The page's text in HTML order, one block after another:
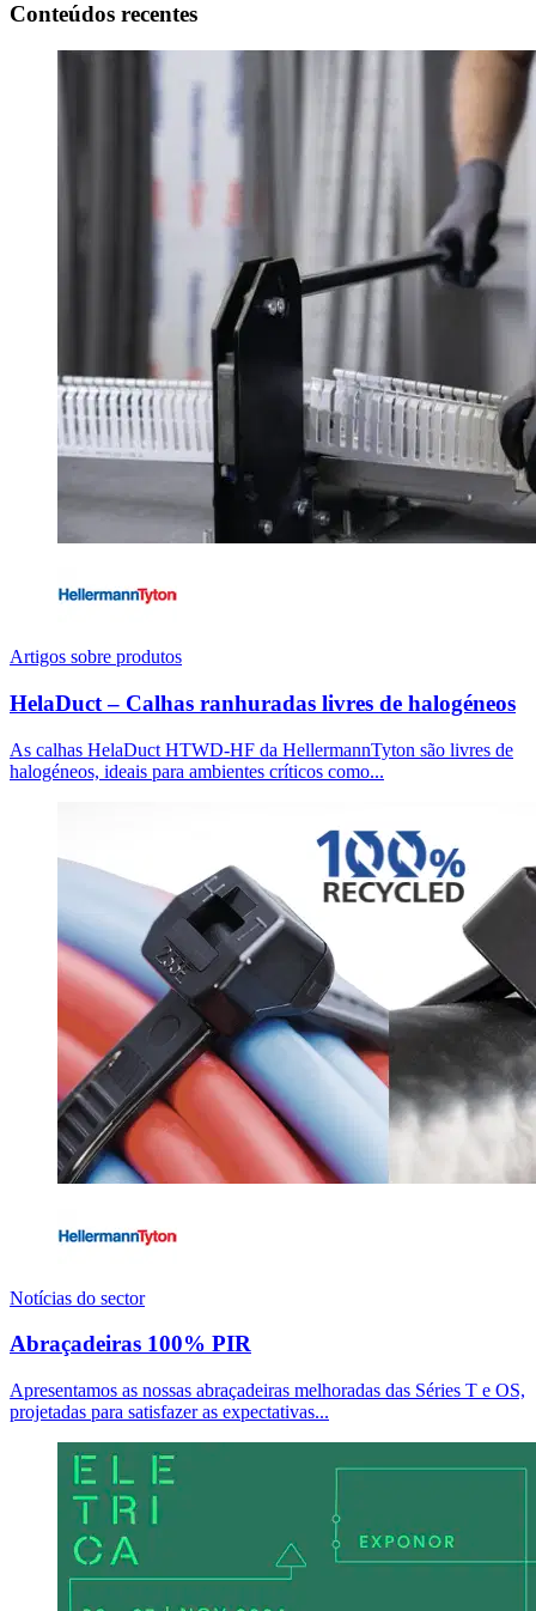
Conteúdos recentes
Artigos sobre produtos
HelaDuct – Calhas ranhuradas livres de halogéneos
As calhas HelaDuct HTWD-HF da HellermannTyton são livres de
halogéneos, ideais para ambientes críticos como...
Notícias do sector
Abraçadeiras 100% PIR
Apresentamos as nossas abraçadeiras melhoradas das Séries T e OS,
projetadas para satisfazer as expectativas...